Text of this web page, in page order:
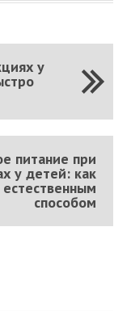
у
питание при
у детей: как
способом